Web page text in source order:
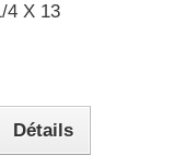
4 X 13
Détails